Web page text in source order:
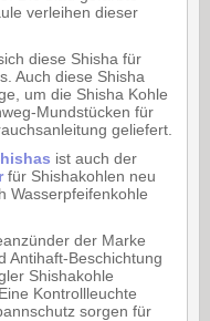
verleihen dieser
diese Shisha für
Auch diese Shisha
um die Shisha Kohle
Mundstücken für
geliefert.
ist auch der
für Shishakohlen neu
Wasserpfeifenkohle
der Marke
Antihaft-Beschichtung
Shishakohle
Kontrollleuchte
sorgen für